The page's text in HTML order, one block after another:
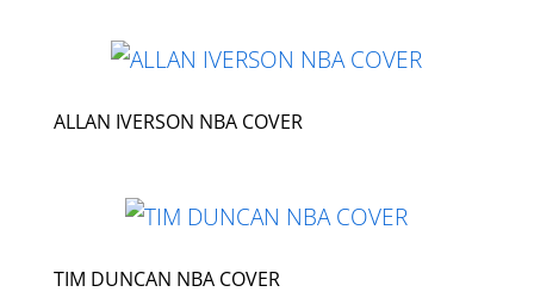
ALLAN IVERSON NBA COVER
TIM DUNCAN NBA COVER